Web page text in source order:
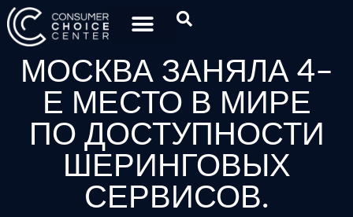
МОСКВА ЗАНЯЛА 4–
Е МЕСТО В МИРЕ
ПО ДОСТУПНОСТИ
ШЕРИНГОВЫХ
СЕРВИСОВ.